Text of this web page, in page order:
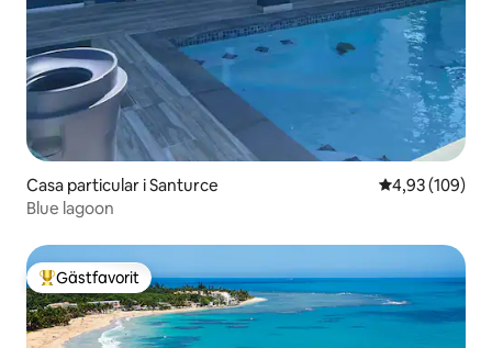
Casa particular i Santurce 4,93 av 5 i
4,93 (109)
Blue lagoon
Populär gästfavorit
Gästfavorit